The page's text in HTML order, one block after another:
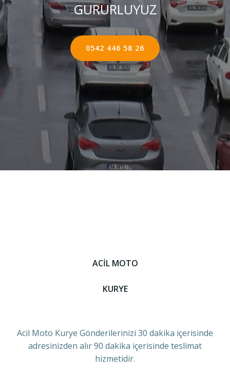
GURURLUYUZ
0542 446 58 26
ACİL MOTO
KURYE
Acil Moto Kurye Gönderilerinizi 30 dakika içerisinde
adresinizden alır 90 dakika içerisinde teslimat
hizmetidir.